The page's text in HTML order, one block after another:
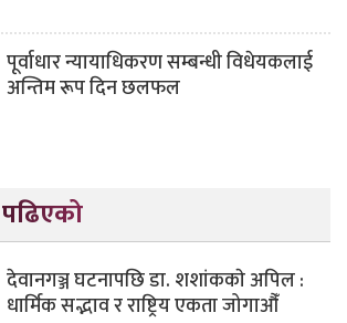
पूर्वाधार न्यायाधिकरण सम्बन्धी विधेयकलाई
अन्तिम रूप दिन छलफल
देवानगञ्ज घटनापछि डा. शशांककाे अपिल :
धार्मिक सद्भाव र राष्ट्रिय एकता जोगाऔँ